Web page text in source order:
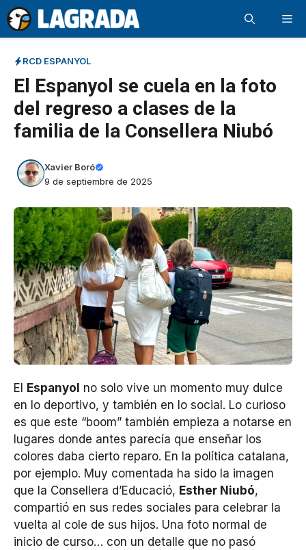
Saltar
al
contenido
RCD ESPANYOL
El Espanyol se cuela en la foto
del regreso a clases de la
familia de la Consellera Niubó
Xavier Boró
9 de septiembre de 2025
El Espanyol no solo vive un momento muy dulce
en lo deportivo, y también en lo social. Lo curioso
es que este “boom” también empieza a notarse en
lugares donde antes parecía que enseñar los
colores daba cierto reparo. En la política catalana,
por ejemplo. Muy comentada ha sido la imagen
que la Consellera d’Educació, Esther Niubó,
compartió en sus redes sociales para celebrar la
vuelta al cole de sus hijos. Una foto normal de
inicio de curso… con un detalle que no pasó